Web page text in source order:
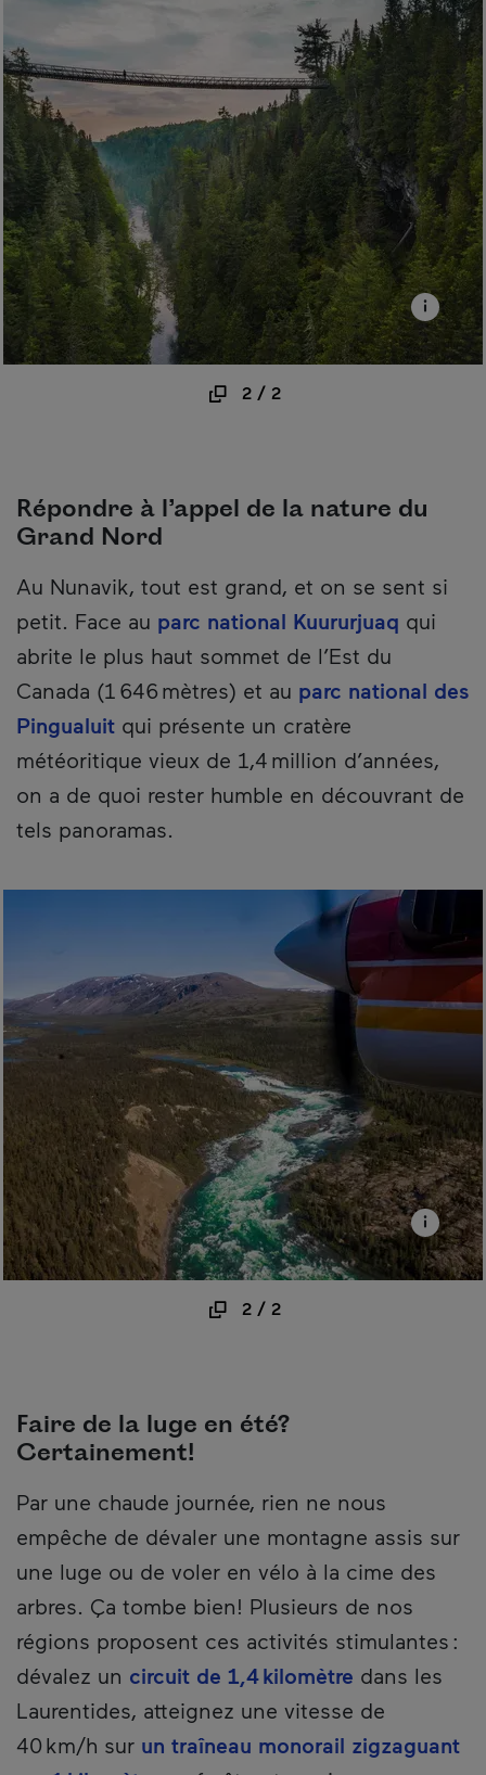
2/ 2
Répondre à l’appel de la nature du
Grand Nord
Au Nunavik, tout est grand, et on se sent si
petit. Face au parc national Kuururjuaq qui
abrite le plus haut sommet de l’Est du
Canada (1 646 mètres) et au parc national des
Pingualuit qui présente un cratère
météoritique vieux de 1,4 million d’années,
on a de quoi rester humble en découvrant de
tels panoramas.
2/ 2
Faire de la luge en été?
Certainement!
Par une chaude journée, rien ne nous
empêche de dévaler une montagne assis sur
une luge ou de voler en vélo à la cime des
arbres. Ça tombe bien! Plusieurs de nos
régions proposent ces activités stimulantes :
dévalez un circuit de 1,4 kilomètre dans les
Laurentides, atteignez une vitesse de
40 km/h sur un traîneau monorail zigzaguant